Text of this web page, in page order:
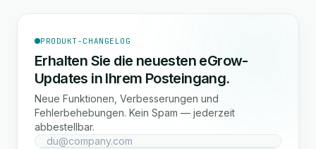
PRODUKT-CHANGELOG
Erhalten Sie die neuesten eGrow-
Updates in Ihrem Posteingang.
Neue Funktionen, Verbesserungen und
Fehlerbehebungen. Kein Spam — jederzeit
abbestellbar.